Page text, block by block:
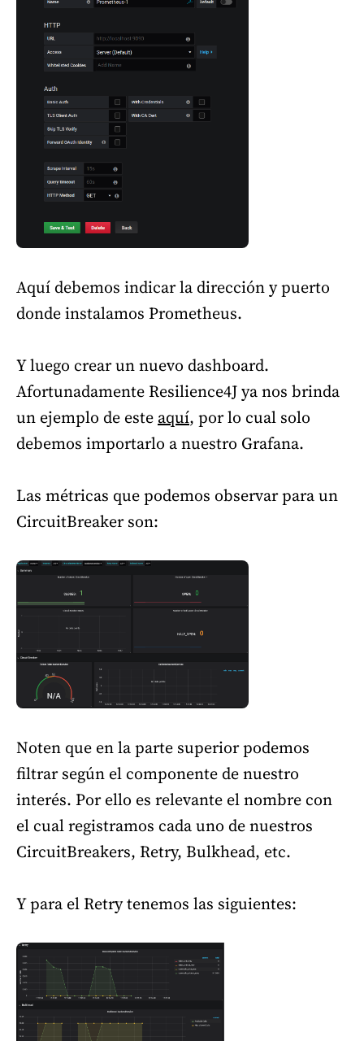
Aquí debemos indicar la dirección y puerto
donde instalamos Prometheus.
Y luego crear un nuevo dashboard.
Afortunadamente Resilience4J ya nos brinda
un ejemplo de este aquí, por lo cual solo
debemos importarlo a nuestro Grafana.
Las métricas que podemos observar para un
CircuitBreaker son:
Noten que en la parte superior podemos
filtrar según el componente de nuestro
interés. Por ello es relevante el nombre con
el cual registramos cada uno de nuestros
CircuitBreakers, Retry, Bulkhead, etc.
Y para el Retry tenemos las siguientes: